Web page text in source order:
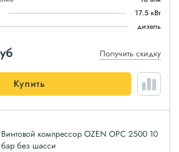
17.5 кВт
дизель
Получить скидку
Купить
Винтовой компрессор OZEN OPC 2500 10
бар без шасси